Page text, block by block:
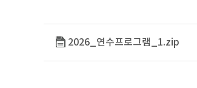
2026_연수프로그램_1.zip